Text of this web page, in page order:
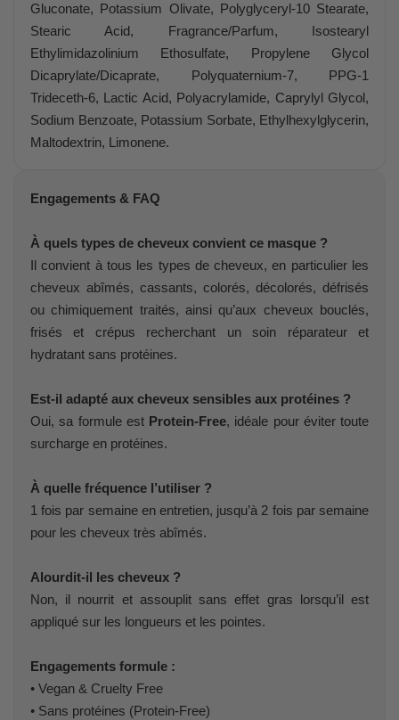
Gluconate, Potassium Olivate, Polyglyceryl-10 Stearate,
Stearic Acid, Fragrance/Parfum, Isostearyl
Ethylimidazolinium Ethosulfate, Propylene Glycol
Dicaprylate/Dicaprate, Polyquaternium-7, PPG-1
Trideceth-6, Lactic Acid, Polyacrylamide, Caprylyl Glycol,
Sodium Benzoate, Potassium Sorbate, Ethylhexylglycerin,
Maltodextrin, Limonene.
Engagements & FAQ
À quels types de cheveux convient ce masque ?
Il convient à tous les types de cheveux, en particulier les
cheveux abîmés, cassants, colorés, décolorés, défrisés
ou chimiquement traités, ainsi qu’aux cheveux bouclés,
frisés et crépus recherchant un soin réparateur et
hydratant sans protéines.
Est-il adapté aux cheveux sensibles aux protéines ?
Oui, sa formule est Protein-Free, idéale pour éviter toute
surcharge en protéines.
À quelle fréquence l’utiliser ?
1 fois par semaine en entretien, jusqu’à 2 fois par semaine
pour les cheveux très abîmés.
Alourdit-il les cheveux ?
Non, il nourrit et assouplit sans effet gras lorsqu’il est
appliqué sur les longueurs et les pointes.
Engagements formule :
• Vegan & Cruelty Free
• Sans protéines (Protein-Free)